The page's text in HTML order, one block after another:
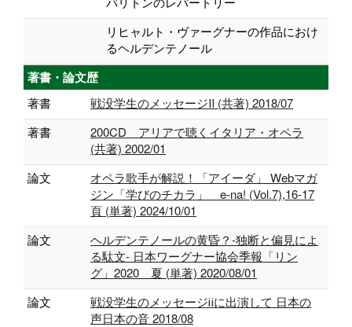
リヒャルト・ヴァーグナーの作品におけ
るヘルデンテノール
著書・論文歴
著書
戦没学生のメッセージⅡ (共著) 2018/07
著書
200CD アリアで聴くイタリア・オペラ
(共著) 2002/01
論文
オペラ歌手が解説！「アイーダ」 Webマガ
ジン「学びのチカラ」 e-na! (Vol.7),16-17
頁 (単著) 2024/10/01
論文
ヘルデンテノールの黄昏？-独断と偏見によ
る駄文- 日本ワーグナー協会季報「リン
グ」2020 夏 (単著) 2020/08/01
論文
戦没学生のメッセージⅱに出演して 日本の
声日本の音 2018/08